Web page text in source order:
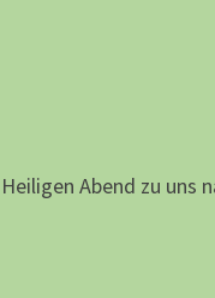
Abend zu uns